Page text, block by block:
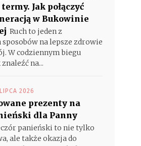
Jak połączyć
w Bukowinie
Ruch to jeden z
na lepsze zdrowie
W codziennym biegu
na...
2026
prezenty na
dla Panny
panieński to nie tylko
ale także okazja do